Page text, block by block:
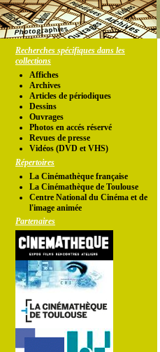
Recherches spécifiques dans les
collections
Affiches
Archives
Articles de périodiques
Dessins
Ouvrages
Photos en accés réservé
Revues de presse
Vidéos (DVD et VHS)
Répertoires
La Cinémathèque française
La Cinémathèque de Toulouse
Centre National du Cinéma et de
l'image animée
Partenaires